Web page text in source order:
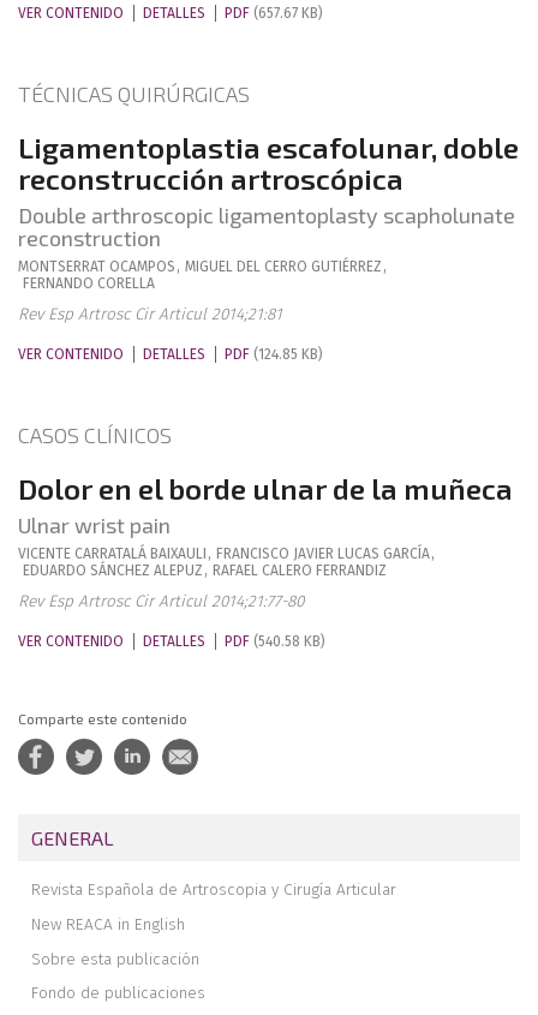
VER CONTENIDO DETALLES PDF (657.67 KB)
TÉCNICAS QUIRÚRGICAS
Ligamentoplastia escafolunar, doble
reconstrucción artroscópica
Double arthroscopic ligamentoplasty scapholunate
reconstruction
MONTSERRAT OCAMPOS , MIGUEL DEL CERRO GUTIÉRREZ ,
FERNANDO CORELLA
Rev Esp Artrosc Cir Articul 2014;21:81
VER CONTENIDO DETALLES PDF (124.85 KB)
CASOS CLÍNICOS
Dolor en el borde ulnar de la muñeca
Ulnar wrist pain
VICENTE CARRATALÁ BAIXAULI , FRANCISCO JAVIER LUCAS GARCÍA,
EDUARDO SÁNCHEZ ALEPUZ , RAFAEL CALERO FERRANDIZ
Rev Esp Artrosc Cir Articul 2014;21:77-80
VER CONTENIDO DETALLES PDF (540.58 KB)
Comparte este contenido
GENERAL
Revista Española de Artroscopia y Cirugía Articular
New REACA in English
Sobre esta publicación
Fondo de publicaciones